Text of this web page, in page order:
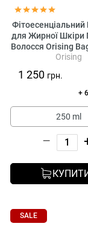
для Жирної Шкіри
Волосся Orising
Orising
1 250 грн.
+
250 ml
–
SALE